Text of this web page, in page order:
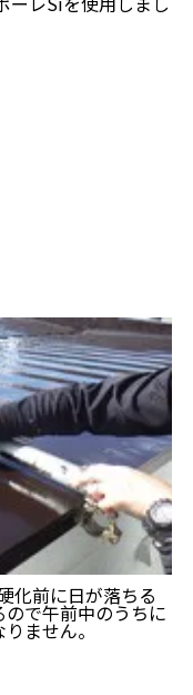
化前に日が落ちる
で午前中のうちに
ません。